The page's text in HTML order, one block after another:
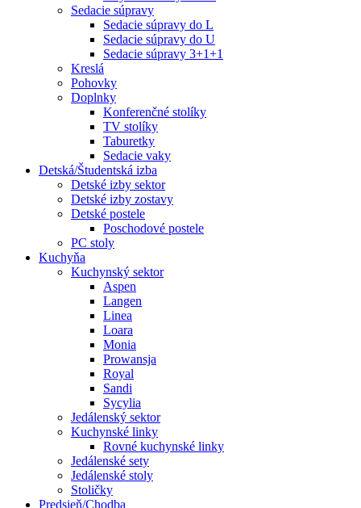
Sedacie súpravy
Sedacie súpravy do L
Sedacie súpravy do U
Sedacie súpravy 3+1+1
Kreslá
Pohovky
Doplnky
Konferenčné stolíky
TV stolíky
Taburetky
Sedacie vaky
Detská/Študentská izba
Detské izby sektor
Detské izby zostavy
Detské postele
Poschodové postele
PC stoly
Kuchyňa
Kuchynský sektor
Aspen
Langen
Linea
Loara
Monia
Prowansja
Royal
Sandi
Sycylia
Jedálenský sektor
Kuchynské linky
Rovné kuchynské linky
Jedálenské sety
Jedálenské stoly
Stoličky
Predsieň/Chodba